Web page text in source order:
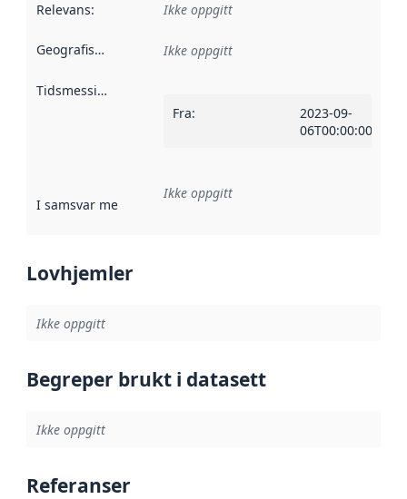
Relevans: Ikke oppgitt
Geografisk avgrensning :
Ikke oppgitt
Tidsmessig avgrensning
Fra:
2023-09-
06T00:00:00Z
I samsvar med Referanse til en implementasjonsregel
Ikke oppgitt
Lovhjemler
Ikke oppgitt
Begreper brukt i datasett
Ikke oppgitt
Referanser